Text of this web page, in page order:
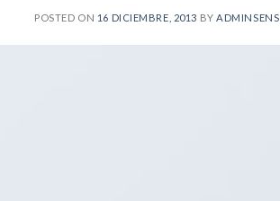
POSTED ON 16 DICIEMBRE, 2013 BYADMINSENS